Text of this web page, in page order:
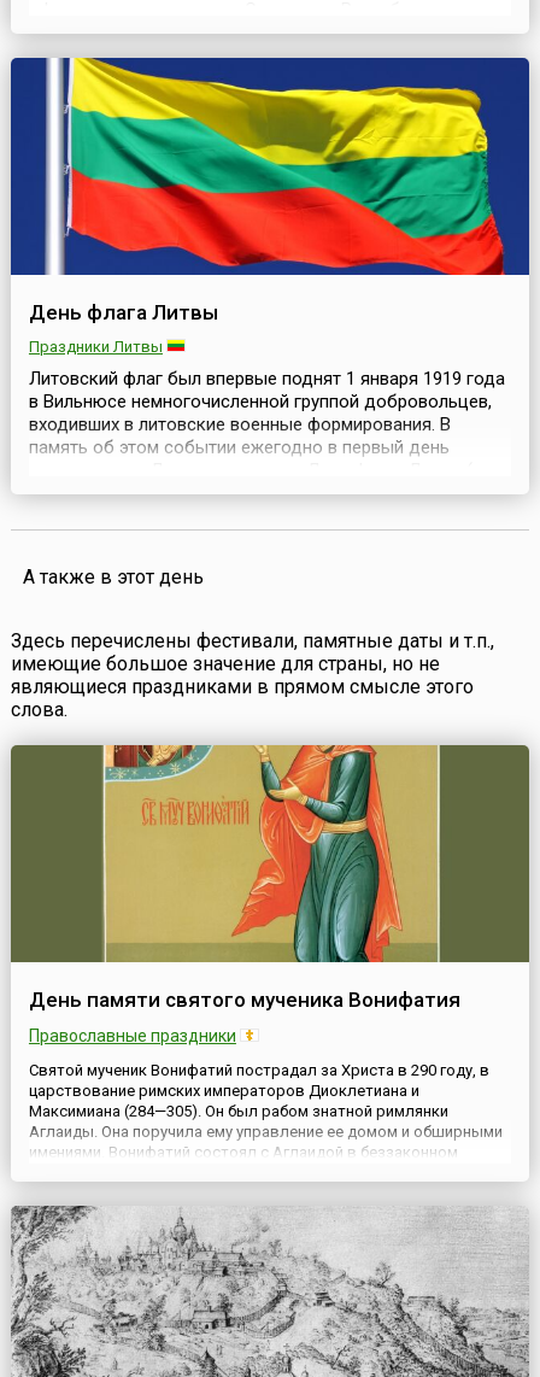
(словац. Slovenská republika), как самостоятельное
современное государство, образовалась в результате
распада Чехословакии 1 января 1993 года. ...
День флага Литвы
Праздники Литвы
Литовский флаг был впервые поднят 1 января 1919 года
в Вильнюсе немногочисленной группой добровольцев,
входивших в литовские военные формирования. В
память об этом событии ежегодно в первый день
Lietuvos Vėliavos diena).С конца 15 века и на протяжении
А также в этот день
Здесь перечислены фестивали, памятные даты и т.п.,
имеющие большое значение для страны, но не
являющиеся праздниками в прямом смысле этого
слова.
День памяти святого мученика Вонифатия
Православные праздники
Святой мученик Вонифатий пострадал за Христа в 290 году, в
царствование римских императоров Диоклетиана и
Максимиана (284—305). Он был рабом знатной римлянки
Аглаиды. Она поручила ему управление ее домом и обширными
имениями. Вонифатий состоял с Аглаидой в беззаконном
Сознав...